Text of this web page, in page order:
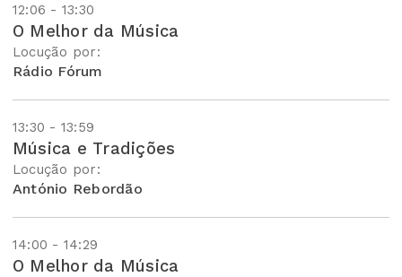
12:06 - 13:30
O Melhor da Música
Locução por:
Rádio Fórum
13:30 - 13:59
Música e Tradições
Locução por:
António Rebordão
14:00 - 14:29
O Melhor da Música